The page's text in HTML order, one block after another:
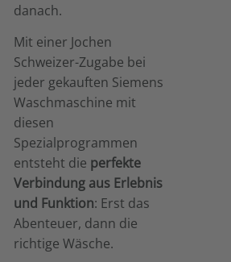
danach.
Mit einer Jochen
Schweizer-Zugabe bei
jeder gekauften Siemens
Waschmaschine mit
diesen
Spezialprogrammen
entsteht die perfekte
Verbindung aus Erlebnis
und Funktion: Erst das
Abenteuer, dann die
richtige Wäsche.